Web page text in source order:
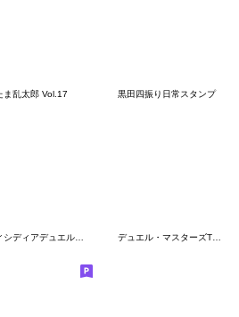
ま乱太郎 Vol.17 黒田四振り日常スタンプ
デュエル・マスターズTCG 第2弾